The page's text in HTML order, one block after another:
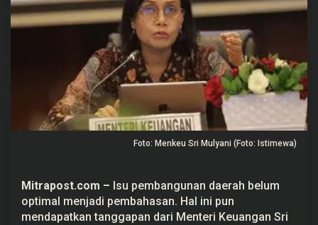
e
m
b
a
n
n
n
D
a
e
r
a
k
O
p
Foto: Menkeu Sri Mulyani (Foto: Istimewa)
Mitrapost.com – Isu pembangunan daerah belum
optimal menjadi pembahasan. Hal ini pun
mendapatkan tanggapan dari Menteri Keuangan Sri